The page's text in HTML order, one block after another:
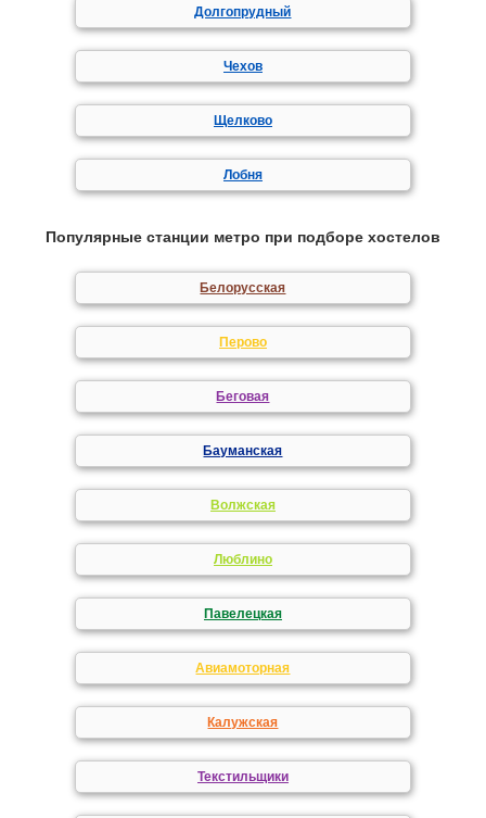
Долгопрудный
Чехов
Щелково
Лобня
Популярные станции метро при подборе хостелов
Белорусская
Перово
Беговая
Бауманская
Волжская
Люблино
Павелецкая
Авиамоторная
Калужская
Текстильщики